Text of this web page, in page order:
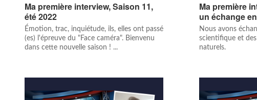
Ma première interview, Saison 11,
été 2022
Émotion, trac, inquiétude, ils, elles ont passé
(es) l'épreuve du "Face caméra". Bienvenu
dans cette nouvelle saison ! ...
Ma première
un échange
Nous avons
scientifique et
naturels.